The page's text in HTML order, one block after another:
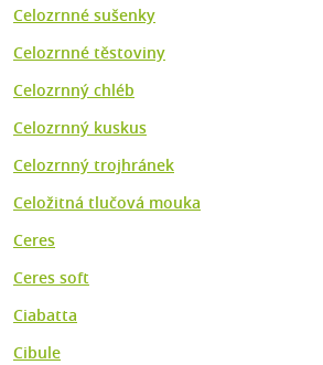
Celozrnné sušenky
Celozrnné těstoviny
Celozrnný chléb
Celozrnný kuskus
Celozrnný trojhránek
Celožitná tlučová mouka
Ceres
Ceres soft
Ciabatta
Cibule